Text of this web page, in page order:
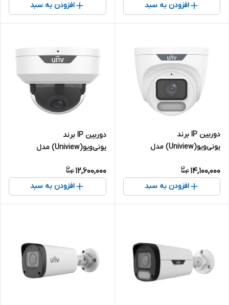
افزودن به سبد افزودن به سبد
دوربین IP برند
یونی‌ویو(Uniview) مدل
مگاپیکسل
14,100,000
افزودن به سبد
دوربین IP برند
یونی‌ویو(Uniview) مدل
مگاپیکسل
12,600,000
افزودن به سبد